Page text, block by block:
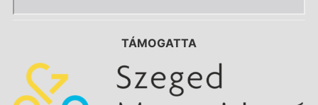
TÁMOGATTA